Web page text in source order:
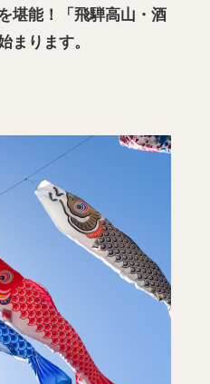
堪能！「飛騨高山・酒
まります。